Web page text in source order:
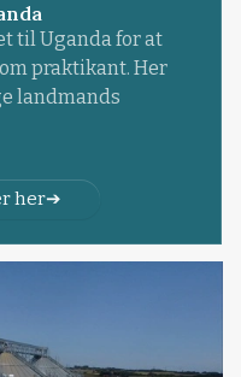
til Uganda for at
praktikant. Her
landmands
her